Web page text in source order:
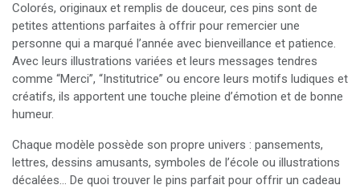
Colorés, originaux et remplis de douceur, ces pins sont de
petites attentions parfaites à offrir pour remercier une
personne qui a marqué l’année avec bienveillance et patience.
Avec leurs illustrations variées et leurs messages tendres
comme “Merci”, “Institutrice” ou encore leurs motifs ludiques et
créatifs, ils apportent une touche pleine d’émotion et de bonne
humeur.
Chaque modèle possède son propre univers : pansements,
lettres, dessins amusants, symboles de l’école ou illustrations
décalées… De quoi trouver le pins parfait pour offrir un cadeau